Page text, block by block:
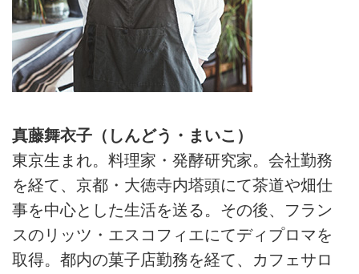
真藤舞衣子（しんどう・まいこ）
東京生まれ。料理家・発酵研究家。会社勤務
を経て、京都・大徳寺内塔頭にて茶道や畑仕
事を中心とした生活を送る。その後、フラン
スのリッツ・エスコフィエにてディプロマを
取得。都内の菓子店勤務を経て、カフェサロ